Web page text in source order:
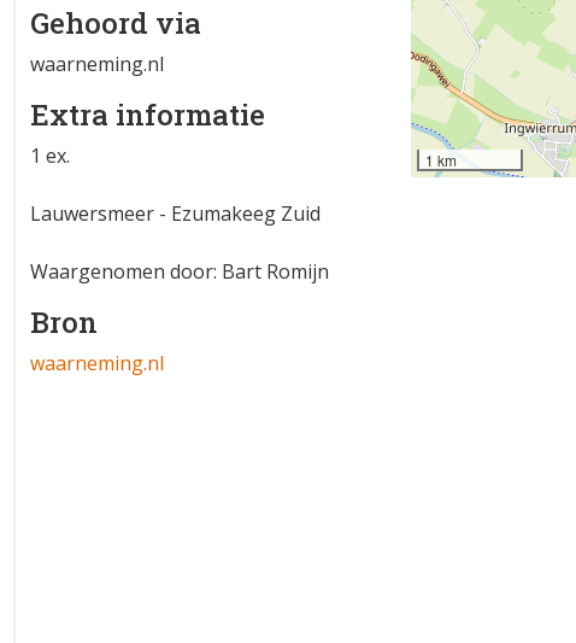
Gehoord via
waarneming.nl
Extra informatie
1 ex.
Lauwersmeer - Ezumakeeg Zuid
Waargenomen door: Bart Romijn
Bron
waarneming.nl
1 km